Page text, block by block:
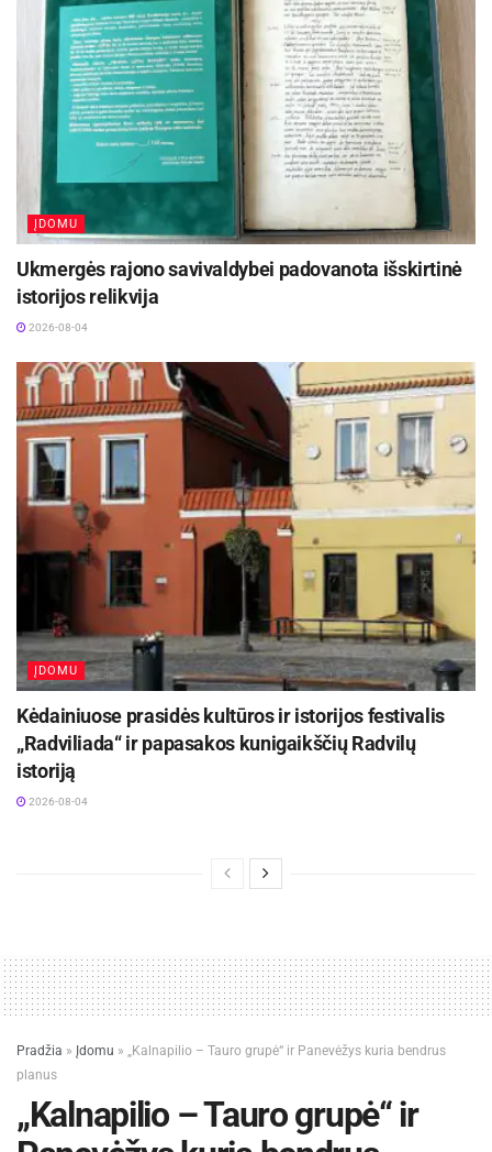
ĮDOMU
Ukmergės rajono savivaldybei padovanota išskirtinė
istorijos relikvija
2026-08-04
ĮDOMU
Kėdainiuose prasidės kultūros ir istorijos festivalis
„Radviliada“ ir papasakos kunigaikščių Radvilų
istoriją
2026-08-04
Pradžia » Įdomu » „Kalnapilio – Tauro grupė“ ir Panevėžys kuria bendrus
planus
„Kalnapilio – Tauro grupė“ ir